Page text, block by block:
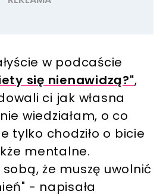
w podcaście
się nienawidzą?",
ci jak własna
wiedziałam, o co
tylko chodziło o bicie
mentalne.
sobą, że muszę uwolnić
- napisała